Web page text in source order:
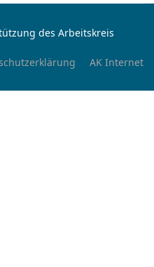
des Arbeitskreis
AK Internet